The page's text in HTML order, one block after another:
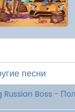
песни
Russian Boss -